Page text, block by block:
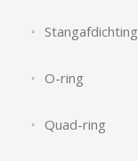
Stangafdichting
O-ring
Quad-ring